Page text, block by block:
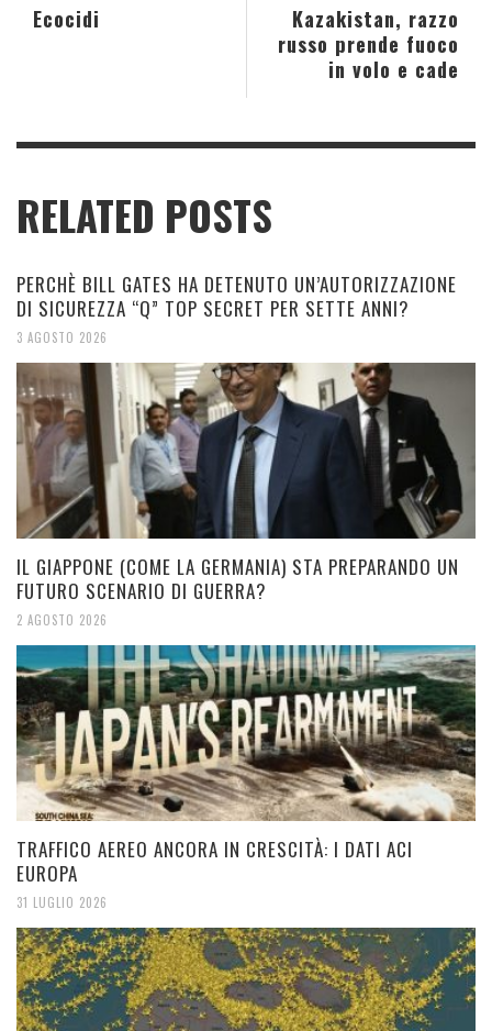
Kazakistan, razzo
russo prende fuoco
in volo e cade
Ecocidi
RELATED POSTS
PERCHÈ BILL GATES HA DETENUTO UN’AUTORIZZAZIONE
DI SICUREZZA “Q” TOP SECRET PER SETTE ANNI?
3 AGOSTO 2026
IL GIAPPONE (COME LA GERMANIA) STA PREPARANDO UN
FUTURO SCENARIO DI GUERRA?
2 AGOSTO 2026
TRAFFICO AEREO ANCORA IN CRESCITÀ: I DATI ACI
EUROPA
31 LUGLIO 2026